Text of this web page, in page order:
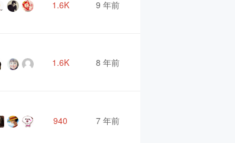
1.6K 9 年前
1.6K 8 年前
940 7 年前